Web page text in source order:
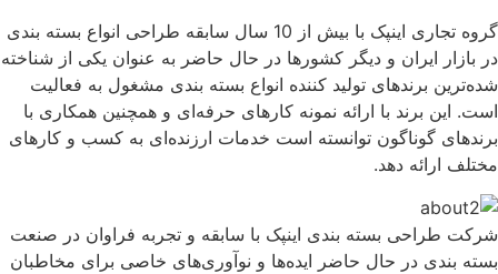
گروه تجاری اینپک با بیش از 10 سال سابقه طراحی انواع بسته بندی
در بازار ایران و دیگر کشورها در حال حاضر به عنوان یکی از شناخته‌
شده‌ترین برندهای تولید کننده انواع بسته بندی مشغول به فعالیت
است. این برند با ارائه نمونه کارهای حرفه‌ای و همچنین همکاری با
برندهای گوناگون توانسته است خدمات ارزنده‌ای به کسب و کارهای
مختلف ارائه دهد.
شرکت طراحی بسته بندی اینپک با سابقه و تجربه فراوان در صنعت
بسته بندی در حال حاضر ایده‌ها و نوآوری‌های خاصی برای مخاطبان